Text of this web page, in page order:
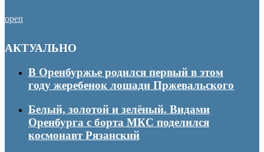
open
АКТУАЛЬНО
В Оренбуржье родился первый в этом
году жеребенок лошади Пржевальского
Белый, золотой и зелёный. Видами
Оренбурга с борта МКС поделился
космонавт Рязанский